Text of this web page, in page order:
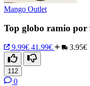
Mango Outlet
Top globo ramio por
9.99€ 41.99€ 3.95€
112
0